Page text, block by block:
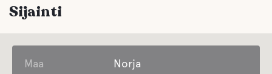
Sijainti
Maa
Norja